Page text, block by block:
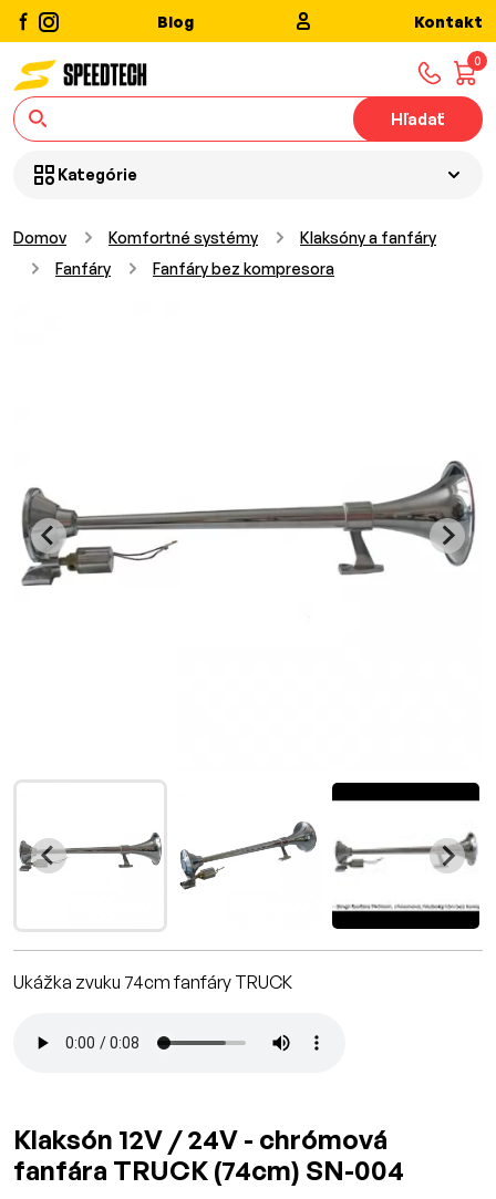
Blog Kontakt
0
Hľadať
Kategórie
Domov Komfortné systémy
Klaksóny a fanfáry
Fanfáry
Fanfáry bez kompresora
Ukážka zvuku 74cm fanfáry TRUCK
Klaksón 12V / 24V - chrómová
fanfára TRUCK (74cm) SN-004